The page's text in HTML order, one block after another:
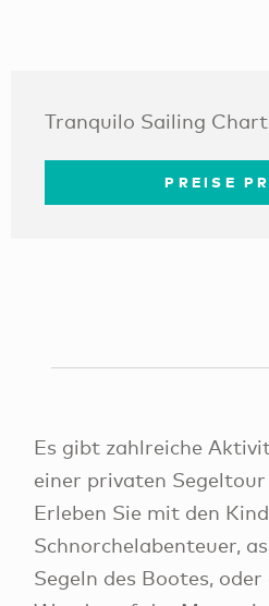
Tranquilo Sailing
PREISE
Es gibt zahlreiche
einer privaten
Erleben Sie mit den
Schnorchelabenteuer,
Segeln des Bootes,